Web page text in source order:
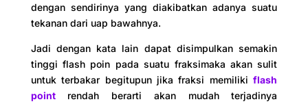
dengan sendirinya yang diakibatkan adanya suatu
tekanan dari uap bawahnya.
Jadi dengan kata lain dapat disimpulkan semakin
tinggi flash poin pada suatu fraksimaka akan sulit
untuk terbakar begitupun jika fraksi memilikiflash
pointrendah berarti akan mudah terjadinya